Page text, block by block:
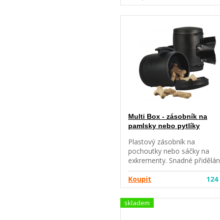
volnost výběhu. Díky
systému, který je možno
ovládat jednou rukou, máte
Vašeho psa vždy pod
Multi Box - zásobník na
pamlsky nebo pytlíky
Plastový zásobník na
pochoutky nebo sáčky na
exkrementy. Snadné
vodítku Flexi® – zásobník
jednoduše zasunete ve
části vodítka do určeného
místa. Pouzdro vám nebude
nijak překážet a vy budete
Koupit 124
skladem